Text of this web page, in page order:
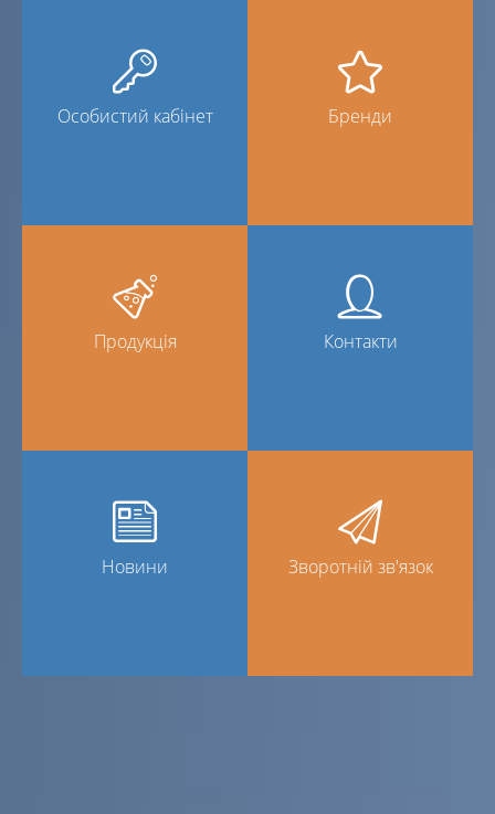
Особистий кабінет Бренди
Продукція Контакти
Новини Зворотній зв'язок